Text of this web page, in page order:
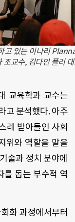
고 있는 이나리
교수, 김다인 플리
교육학과 교수는
고 분석했다. 아주
레 받아들인 사회
위와 역할을 맡을
술과 정치 분야에
를 돕는 부수적 역
화 과정에서부터